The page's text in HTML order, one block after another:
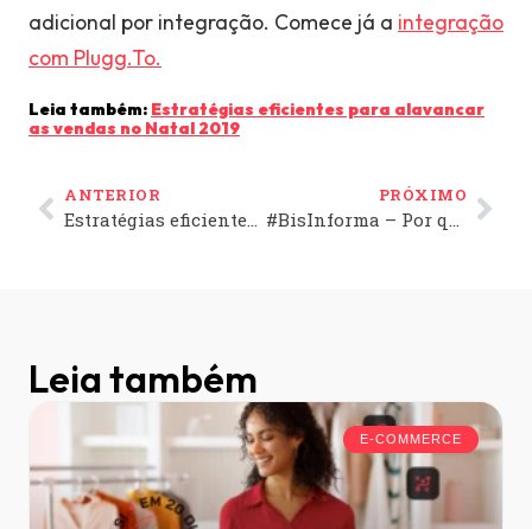
adicional por integração. Comece já a integração
com Plugg.To.
Leia também: Estratégias eficientes para alavancar
as vendas no Natal 2019
ANTERIOR
Estratégias eficientes para alavancar as vendas no Natal 2019
PRÓXIMO
#BisInforma – Por que o mobile commerce aumenta o faturamento?
Leia também
E-COMMERCE